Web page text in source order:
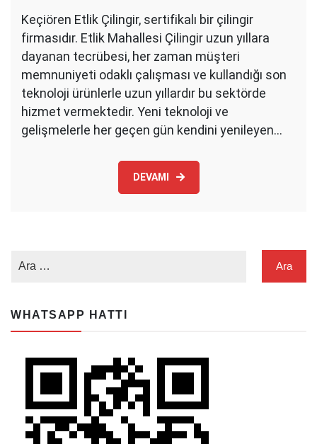
Keçiören Etlik Çilingir, sertifikalı bir çilingir
firmasıdır. Etlik Mahallesi Çilingir uzun yıllara
dayanan tecrübesi, her zaman müşteri
memnuniyeti odaklı çalışması ve kullandığı son
teknoloji ürünlerle uzun yıllardır bu sektörde
hizmet vermektedir. Yeni teknoloji ve
gelişmelerle her geçen gün kendini yenileyen…
DEVAMI
WHATSAPP HATTI